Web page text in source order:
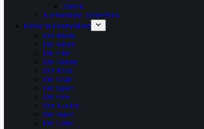
Zürich
Nachbarland Tschechien
Flüsse in Deutschland
Der Rhein
Die Weser
Die Elbe
Die Donau
Der Main
Die Saale
Die Spree
Die Ems
Der Neckar
Die Havel
Die Leine